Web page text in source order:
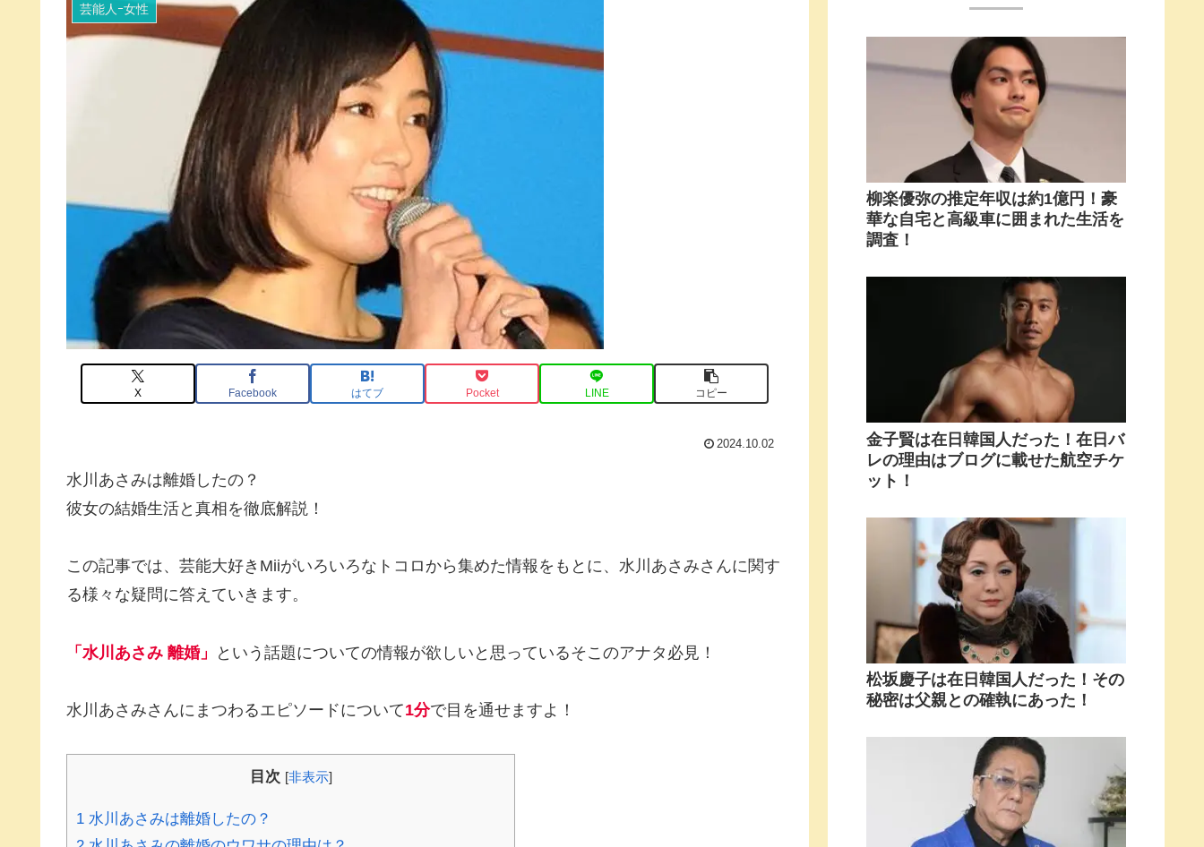
芸能人ｰ女性
X Facebook はてブ Pocket LINE コピー
2024.10.02
水川あさみは離婚したの？
彼女の結婚生活と真相を徹底解説！
この記事では、芸能大好きMiiがいろいろなトコロから集めた情報をもとに、水川あさみさんに関す
る様々な疑問に答えていきます。
「水川あさみ 離婚」 という話題についての情報が欲しいと思っているそこのアナタ必見！
水川あさみさんにまつわるエピソードについて1分で目を通せますよ！
目次 [非表示]
1 水川あさみは離婚したの？
柳楽優弥の推定年収は約1億円！豪
華な自宅と高級車に囲まれた生活を
調査！
金子賢は在日韓国人だった！在日バ
レの理由はブログに載せた航空チケ
ット！
松坂慶子は在日韓国人だった！その
秘密は父親との確執にあった！